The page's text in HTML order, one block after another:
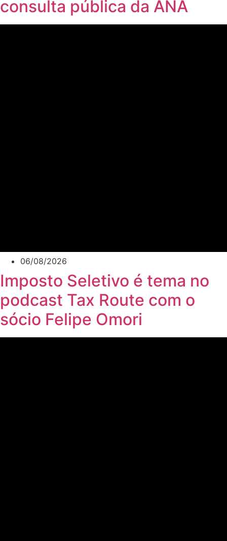
consulta pública da ANA
06/08/2026
Imposto Seletivo é tema no
podcast Tax Route com o
sócio Felipe Omori